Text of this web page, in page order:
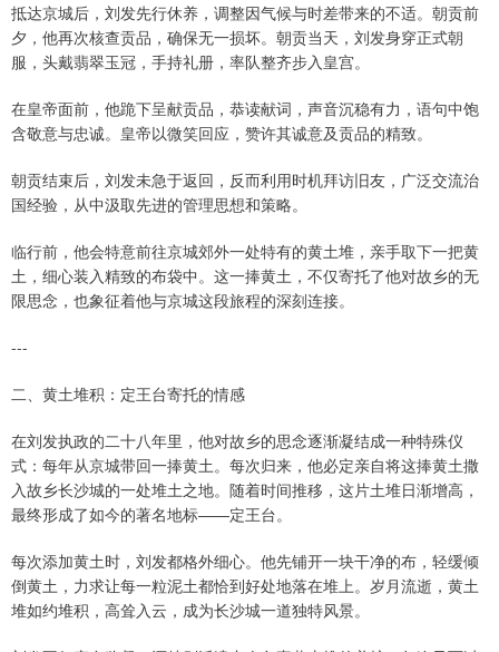
抵达京城后，刘发先行休养，调整因气候与时差带来的不适。朝贡前
夕，他再次核查贡品，确保无一损坏。朝贡当天，刘发身穿正式朝
服，头戴翡翠玉冠，手持礼册，率队整齐步入皇宫。
在皇帝面前，他跪下呈献贡品，恭读献词，声音沉稳有力，语句中饱
含敬意与忠诚。皇帝以微笑回应，赞许其诚意及贡品的精致。
朝贡结束后，刘发未急于返回，反而利用时机拜访旧友，广泛交流治
国经验，从中汲取先进的管理思想和策略。
临行前，他会特意前往京城郊外一处特有的黄土堆，亲手取下一把黄
土，细心装入精致的布袋中。这一捧黄土，不仅寄托了他对故乡的无
限思念，也象征着他与京城这段旅程的深刻连接。
---
二、黄土堆积：定王台寄托的情感
在刘发执政的二十八年里，他对故乡的思念逐渐凝结成一种特殊仪
式：每年从京城带回一捧黄土。每次归来，他必定亲自将这捧黄土撒
入故乡长沙城的一处堆土之地。随着时间推移，这片土堆日渐增高，
最终形成了如今的著名地标——定王台。
每次添加黄土时，刘发都格外细心。他先铺开一块干净的布，轻缓倾
倒黄土，力求让每一粒泥土都恰到好处地落在堆上。岁月流逝，黄土
堆如约堆积，高耸入云，成为长沙城一道独特风景。